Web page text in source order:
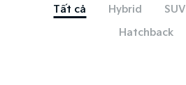
Tất cả Hybrid SUV
Hatchback